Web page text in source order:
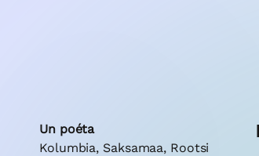
Un poéta
Kolumbia, Saksamaa, Rootsi